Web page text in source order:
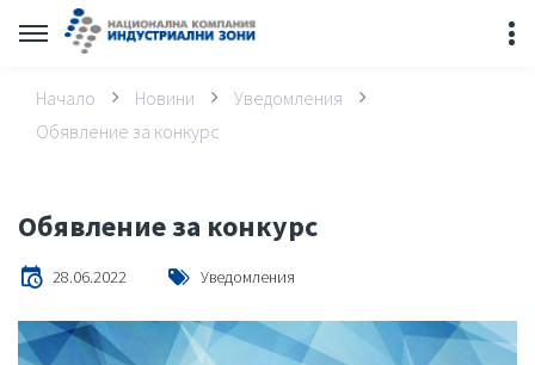
Начало Новини
Уведомления
Обявление за конкурс
Обявление за конкурс
28.06.2022 Уведомления